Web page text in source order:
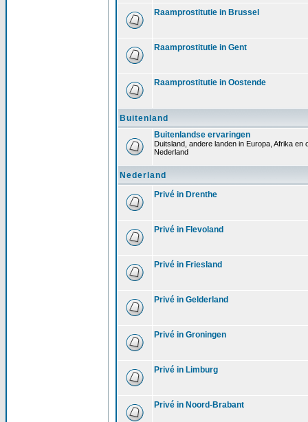
Raamprostitutie in Brussel
Raamprostitutie in Gent
Raamprostitutie in Oostende
Buitenland
Buitenlandse ervaringen
Duitsland, andere landen in Europa, Afrika
Nederland
Nederland
Privé in Drenthe
Privé in Flevoland
Privé in Friesland
Privé in Gelderland
Privé in Groningen
Privé in Limburg
Privé in Noord-Brabant